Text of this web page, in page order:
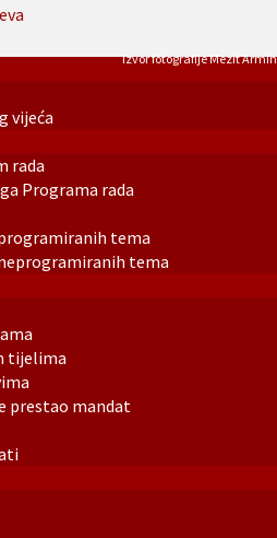
vijeća
rada
Programa rada
tema
tema
tijelima
prestao mandat
Izvor fotografije Mezit Armin